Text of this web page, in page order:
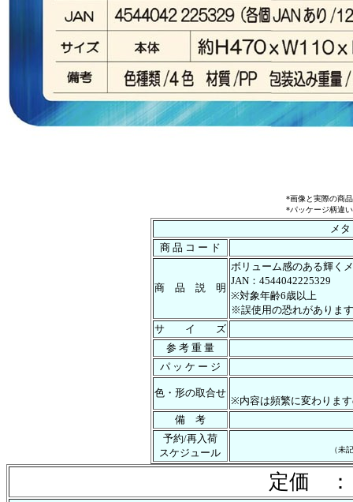
*画像と実際の商
*パッケージ柄違
メ
商 品 コ ー ド
商 品 説 明
ボリューム感のある輝く
JAN：4544042225329
※対象年齢6歳以上
※誤使用の恐れがありま
サ イ ズ
参 考 重 量
パ ッ ケ ー ジ
色・形の取合せ
※内容は頻繁に変わりま
備 考
予約/再入荷
スケジュール
（未
定価 ：